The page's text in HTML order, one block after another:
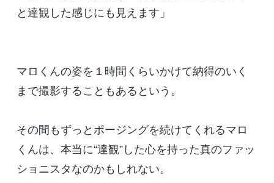
と達観した感じにも見えます」
マロくんの姿を１時間くらいかけて納得のいく
まで撮影することもあるという。
その間もずっとポージングを続けてくれるマロ
くんは、本当に“達観”した心を持った真のファッ
ショニスタなのかもしれない。